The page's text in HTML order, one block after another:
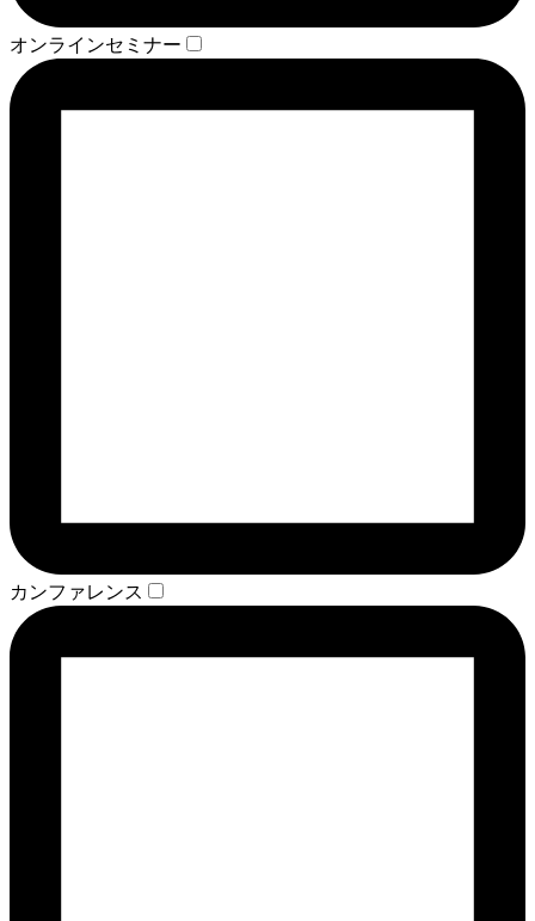
オンラインセミナー
カンファレンス